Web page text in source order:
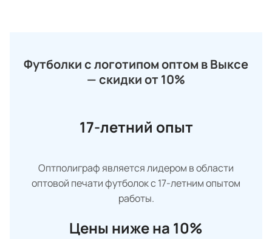
Футболки с логотипом оптом в Выксе
— скидки от 10%
17-летний опыт
Оптполиграф является лидером в области
оптовой печати футболок с 17-летним опытом
работы.
Цены ниже на 10%